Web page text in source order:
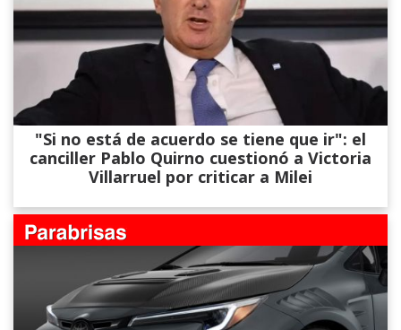
"Si no está de acuerdo se tiene que ir": el
canciller Pablo Quirno cuestionó a Victoria
Villarruel por criticar a Milei